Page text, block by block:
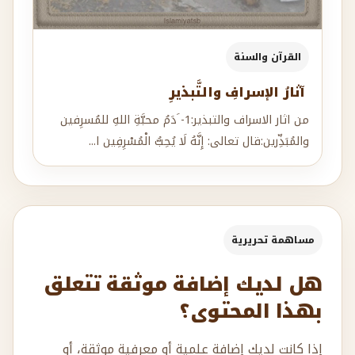
القرآن والسنة
آثارُ الإسرافِ والتَّبذيرِ
من اثار الاسراف والتبذير:1- َدَمُ محبَّةِ اللهِ للمُسرِفين
والمُبَذِّرين:قال تعالى: إِنَّهُ لَا يُحِبُّ الْمُسْرِفِين ا...
مساهمة تحريرية
هل لديك إضافة موثقة تتعلق
بهذا المحتوى؟
إذا كانت لديك إضافة علمية أو معرفية موثقة، أو